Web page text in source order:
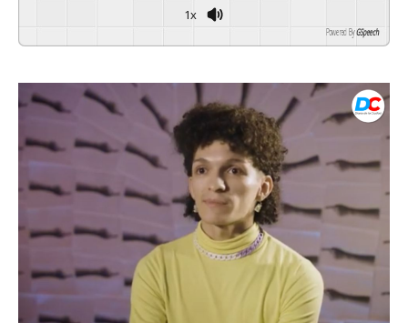
1x
Powered By GSpeech